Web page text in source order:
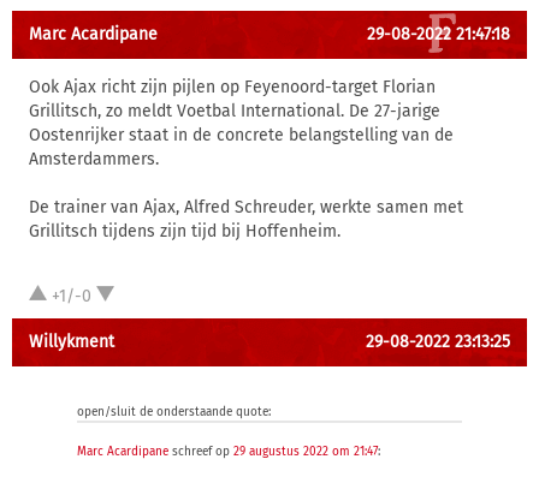
Marc Acardipane 29-08-2022 21:47:18
Ook Ajax richt zijn pijlen op Feyenoord-target Florian
Grillitsch, zo meldt Voetbal International. De 27-jarige
Oostenrijker staat in de concrete belangstelling van de
Amsterdammers.
De trainer van Ajax, Alfred Schreuder, werkte samen met
Grillitsch tijdens zijn tijd bij Hoffenheim.
+1/-0
Willykment 29-08-2022 23:13:25
open/sluit de onderstaande quote:
Marc Acardipane schreef op 29 augustus 2022 om 21:47: